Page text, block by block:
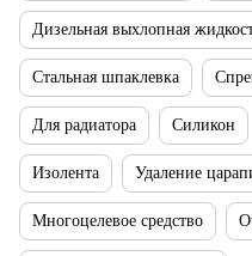
Дизельная выхлопная
Стальная шпаклевка
Для радиатора Силикон
Изолента Удаление
Многоцелевое средство